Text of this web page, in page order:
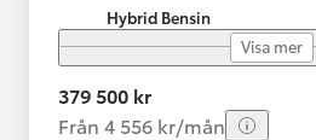
Hybrid Bensin
Visa mer
379 500 kr
Från 4 556 kr/mån